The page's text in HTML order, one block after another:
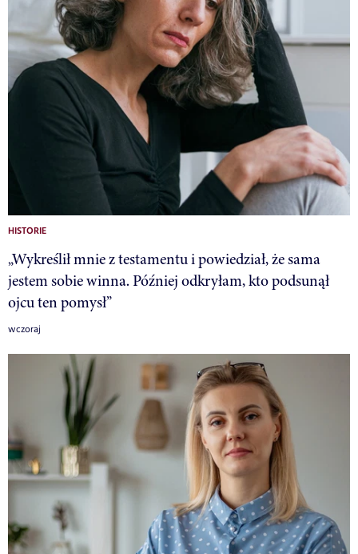
HISTORIE
„Wykreślił mnie z testamentu i powiedział, że sama
jestem sobie winna. Później odkryłam, kto podsunął
ojcu ten pomysł”
wczoraj